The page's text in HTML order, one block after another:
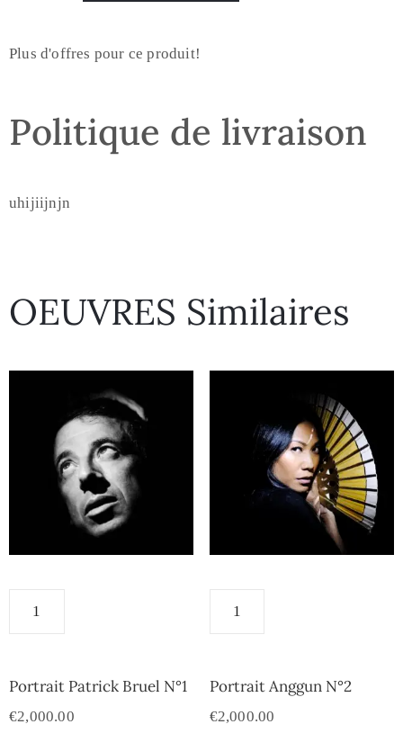
Plus d'offres pour ce produit!
Politique de livraison
uhijiijnjn
OEUVRES Similaires
Portrait Patrick Bruel N°1
€2,000.00
Portrait Anggun N°2
€2,000.00